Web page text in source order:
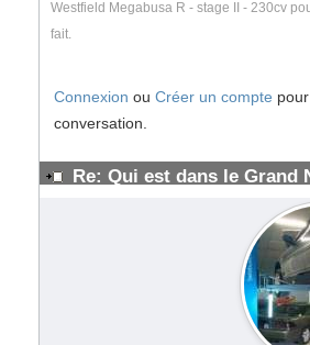
Westfield Megabusa R - stage II - 230cv
fait.
Connexion ou Créer un compte
conversation.
Re: Qui est dans le Grand